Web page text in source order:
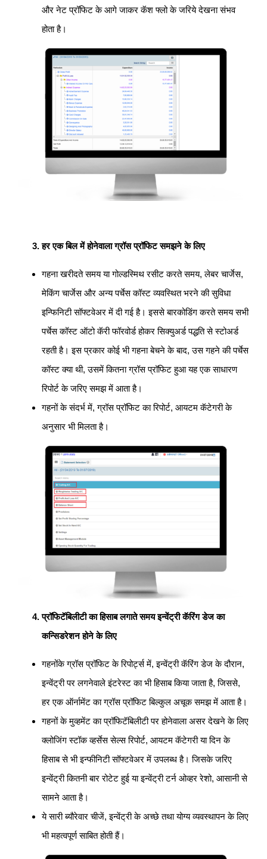
और नेट प्रॉफिट के आगे जाकर कॅश फ्लो के जरिये देखना संभव
होता है।
हर एक बिल में होनेवाला ग्रॉस प्रॉफिट समझने के लिए
गहना खरीदते समय या गोल्डस्मिथ रसीट करते समय, लेबर चार्जेस,
मेकिंग चार्जेस और अन्य पर्चेस कॉस्ट व्यवस्थित भरने की सुविधा
इन्फिनिटी सॉफ्टवेअर में दी गई है। इससे बारकोडिंग करते समय सभी
पर्चेस कॉस्ट ऑटो कॅरी फॉरवोर्ड होकर सिक्युअर्ड पद्धति से स्टोअर्ड
रहती है। इस प्रकार कोई भी गहना बेचने के बाद, उस गहने की पर्चेस
कॉस्ट क्या थी, उसमें कितना ग्रॉस प्रॉफिट हुआ यह एक साधारण
रिपोर्ट के जरिए समझ में आता है।
गहनों के संदर्भ में, ग्रॉस प्रॉफिट का रिपोर्ट, आयटम कॅटेगरी के
अनुसार भी मिलता है।
प्रॉफिटॅबिलीटी का हिसाब लगाते समय इन्वेंट्री कॅरिंग डेज का
कन्सिडरेशन होने के लिए
गहनोंके ग्रॉस प्रॉफिट के रिपोर्ट्स में, इन्वेंट्री कॅरिंग डेज के दौरान,
इन्वेंट्री पर लगनेवाले इंटरेस्ट का भी हिसाब किया जाता है, जिससे,
हर एक ऑर्नामेंट का ग्रॉस प्रॉफिट बिल्कुल अचूक समझ में आता है।
गहनों के मुव्हमेंट का प्रॉफिटॅबिलीटी पर होनेवाला असर देखने के लिए
क्लोजिंग स्टॉक व्हर्सेस सेल्स रिपोर्ट, आयटम कॅटेगरी या दिन के
हिसाब से भी इन्फीनिटी सॉफ्टवेअर में उपलब्ध है। जिसके जरिए
इन्वेंट्री कितनी बार रोटेट हुई या इन्वेंट्री टर्न ओव्हर रेशो, आसानी से
सामने आता है।
ये सारी ब्यौरेवार चीजें, इन्वेंट्री के अच्छे तथा योग्य व्यवस्थापन के लिए
भी महत्वपूर्ण साबित होती हैं।